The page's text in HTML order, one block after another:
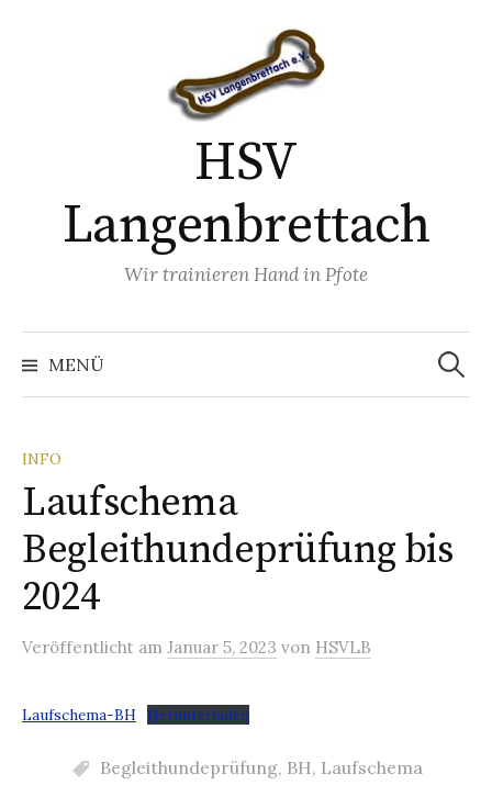
HSV
Langenbrettach
Wir trainieren Hand in Pfote
MENÜ
Suchen
nach:
INFO
Laufschema
Begleithundeprüfung bis
2024
Veröffentlicht am Januar 5, 2023 von HSVLB
Laufschema-BH Herunterladen
Begleithundeprüfung, BH, Laufschema